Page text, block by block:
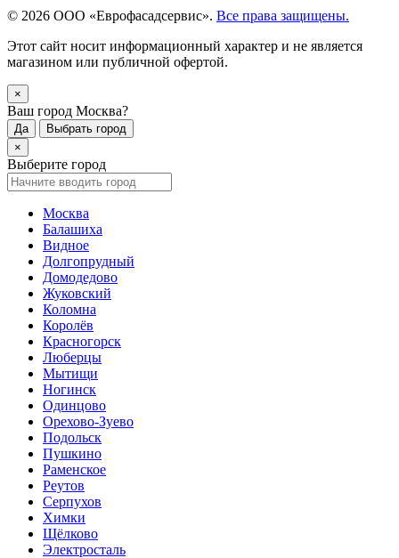
© 2026 ООО «Еврофасадсервис». Все права защищены.
Этот сайт носит информационный характер и не является
магазином или публичной офертой.
×
Ваш город Москва?
Да
Выбрать город
×
Выберите город
Москва
Балашиха
Видное
Долгопрудный
Домодедово
Жуковский
Коломна
Королёв
Красногорск
Люберцы
Мытищи
Ногинск
Одинцово
Орехово-Зуево
Подольск
Пушкино
Раменское
Реутов
Серпухов
Химки
Щёлково
Электросталь